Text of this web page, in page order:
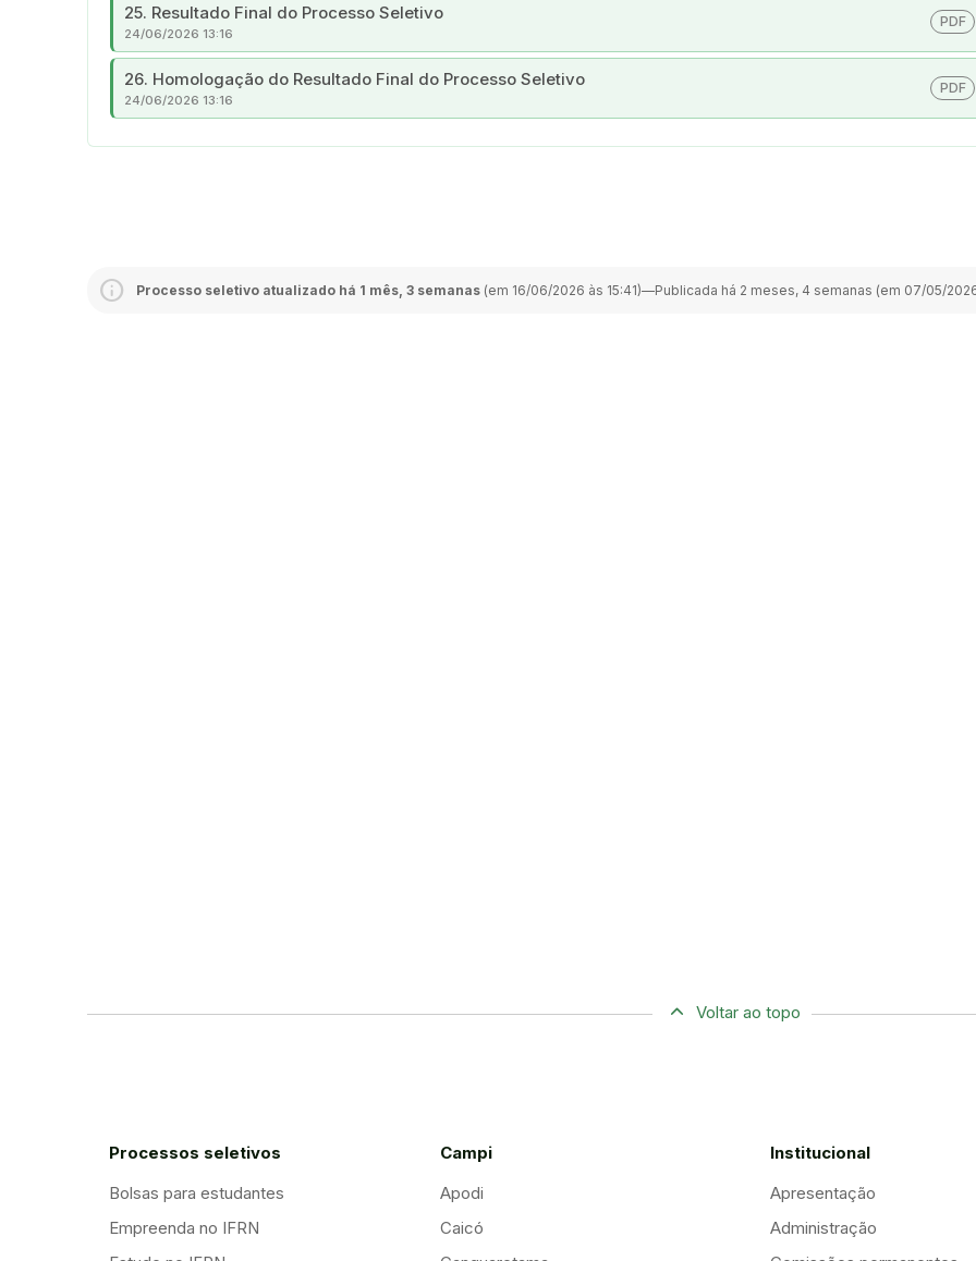
25. Resultado Final do Processo Seletivo PDF
24/06/2026 13:16
26. Homologação do Resultado Final do Processo Seletivo PDF
24/06/2026 13:16
Processo seletivo atualizado há 1 mês, 3 semanas (em 16/06/2026 às 15:41)—Publicada há 2 meses, 4 semanas (em 07/05/
Voltar ao topo
Processos seletivos
Bolsas para estudantes
Empreenda no IFRN
Campi
Apodi
Caicó
Institucional
Apresentação
Administração